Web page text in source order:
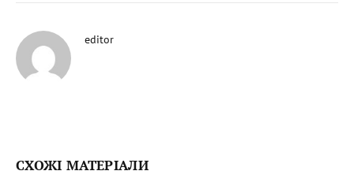
editor
СХОЖІ МАТЕРІАЛИ